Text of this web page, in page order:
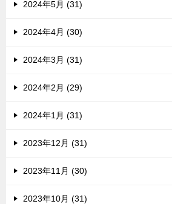
2024年5月 (31)
2024年4月 (30)
2024年3月 (31)
2024年2月 (29)
2024年1月 (31)
2023年12月 (31)
2023年11月 (30)
2023年10月 (31)